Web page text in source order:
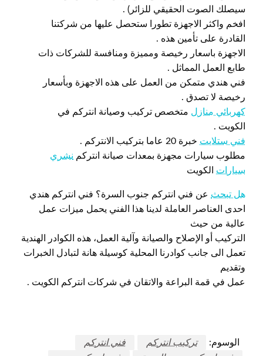
سيصلك الصوت الحقيقي للزائر) .
افخم واكثر الاجهزة تطورا ستحصل عليها من شركتنا
القادرة على تأمين هذه .
الاجهزة باسعار رخيصة ومميزة ومنافسة للشركات ذات
طابع العمل المماثل .
فني هندي متمكن من العمل على هذه الاجهزة وبأسعار
رخيصة لا تصدق .
كهربائي منازل متخصص تركيب وصيانة انتركم في
الكويت .
فني ستلايت خبرة 20 عاما بتركيب الانتركم .
مطلوب سيارات مجهزة بمعدات صيانة انتركم نشري
سيارات الكويت
هل تبحث عن فني انتركم جنوب السرة؟ فني انتركم هندي
احدى العناصر العاملة لدينا هذا الفني يحمل ميزات عمل
عالية من حيث
التركيب أو الإصلاح والصيانة وآلية العمل، هذه الكوادر الهندية
تعمل الى جانب كوادرنا المحلية كوسيلة هانة لتبادل الخبرات
وتقديم
عمل في قمة البراعة والاتقان في شركات انتركم الكويت .
الوسوم: تركيب انتركم
فني انتركم